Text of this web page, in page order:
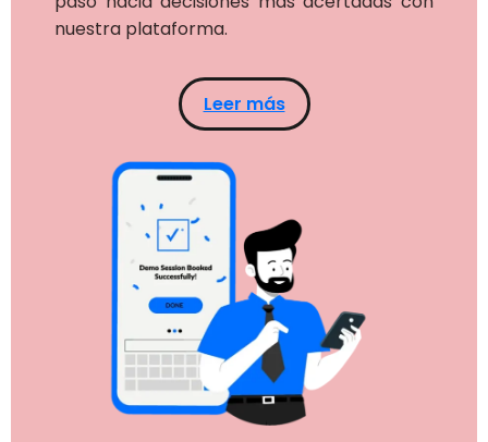
nuestra plataforma.
Leer más